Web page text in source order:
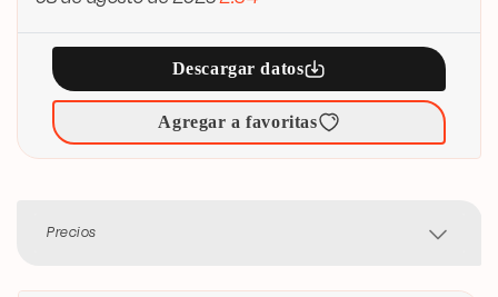
Descargar datos
Agregar a favoritas
Precios